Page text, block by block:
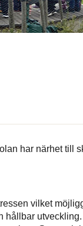
har närhet till
vilket
hållbar utveckling.